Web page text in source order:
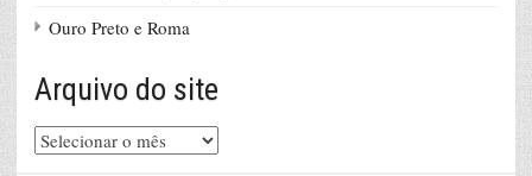
Ouro Preto e Roma
Arquivo do site
Arquivo
do